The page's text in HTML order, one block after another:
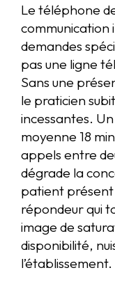
Le téléphone
communication
demandes
pas une ligne
Sans une
le praticien
incessantes.
moyenne 18
appels entre
dégrade la
patient
répondeur qui
image de
disponibilité,
l’établissement.